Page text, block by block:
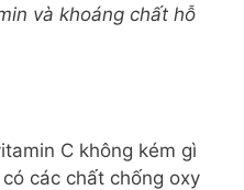
và khoáng chất hỗ
C không kém gì
các chất chống oxy